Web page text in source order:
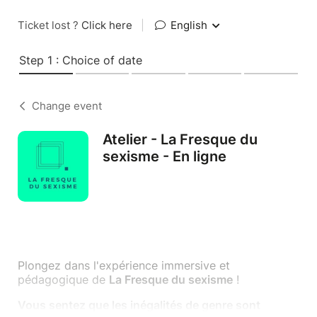
Ticket lost ? Click here English
Step 1 : Choice of date
Change event
Atelier - La Fresque du
sexisme - En ligne
Plongez dans l'expérience immersive et
pédagogique de La Fresque du sexisme !